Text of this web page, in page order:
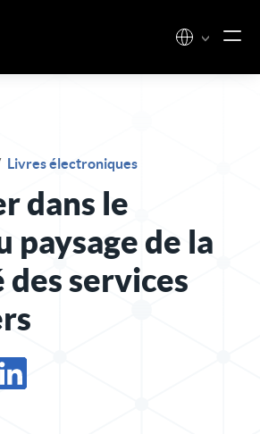
Livres électroniques
dans le
paysage de la
services